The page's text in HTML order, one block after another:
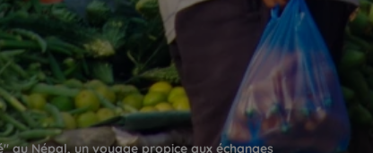
au Népal, un voyage propice aux échanges